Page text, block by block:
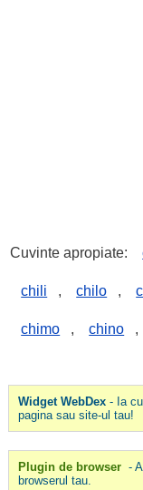
Cuvinte apropiate:
chili , chilo ,
chimo , chino ,
Widget WebDex- Ia cu
pagina sau site-ul tau!
Plugin de browser -
browserul tau.